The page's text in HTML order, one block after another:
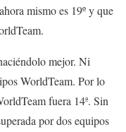
mismo es 19º y que
mejor. Ni
WorldTeam. Por lo
fuera 14ª. Sin
por dos equipos